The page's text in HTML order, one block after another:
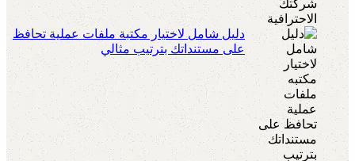
دليل شامل لاختيار مكتبة ملفات عملية تحافظ
على مستنداتك بترتيب مثالي